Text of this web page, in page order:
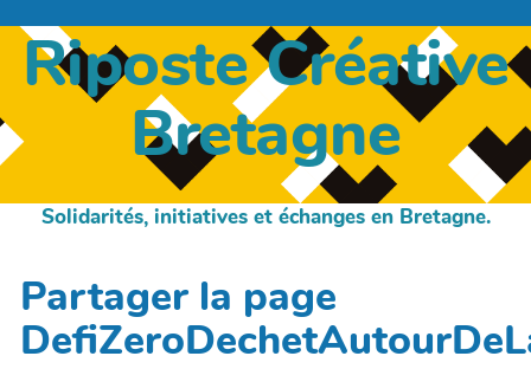
Riposte Créative
Bretagne
Solidarités, initiatives et échanges en Bretagne.
Partager la page